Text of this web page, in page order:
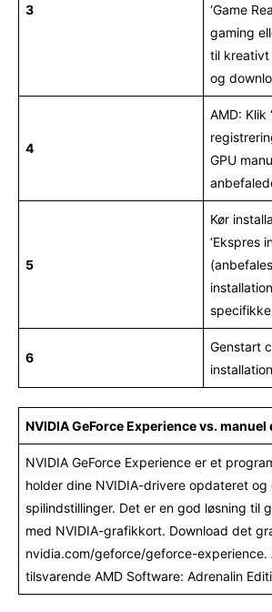
3
‘Game
gaming
til kreativt
og
4
AMD: Klik
GPU
5
Kør
‘Ekspres
6
Genstart
NVIDIA GeForce Experience vs.
NVIDIA GeForce Experience er et
holder dine NVIDIA-drivere opdateret og
spilindstillinger. Det er en god løsning til
med NVIDIA-grafikkort. Download det
nvidia.com/geforce/geforce-experience.
tilsvarende AMD Software: Adrenalin